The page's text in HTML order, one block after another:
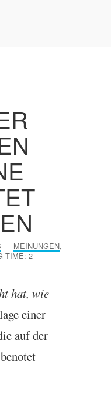
— MEINUNGEN,
TIME: 2
hat, wie
ein­er
auf der
benotet